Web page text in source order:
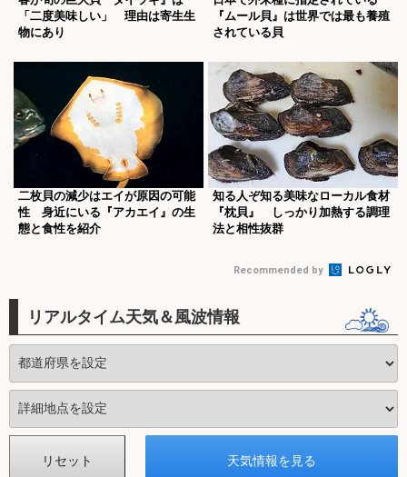
「二度美味しい」 理由は寄生生
物にあり
『ムール貝』は世界では最も養殖
されている貝
二枚貝の減少はエイが原因の可能
性 身近にいる『アカエイ』の生
態と食性を紹介
知る人ぞ知る美味なローカル食材
『枕貝』 しっかり加熱する調理
法と相性抜群
Recommended by
リアルタイム天気＆風波情報